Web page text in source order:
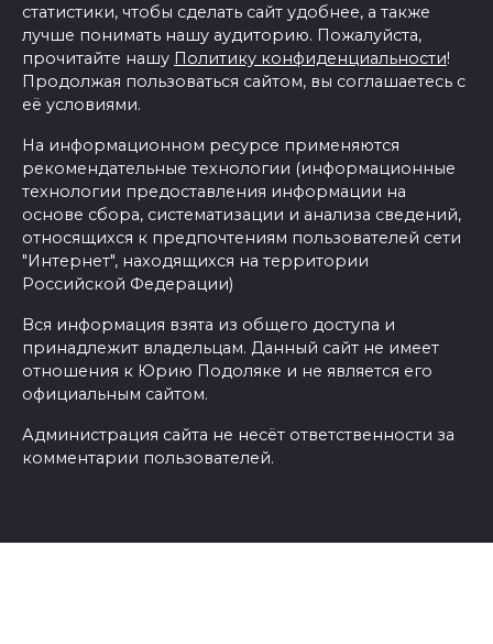
статистики, чтобы сделать сайт удобнее, а также
лучше понимать нашу аудиторию. Пожалуйста,
прочитайте нашу Политику конфиденциальности!
Продолжая пользоваться сайтом, вы соглашаетесь с
её условиями.
На информационном ресурсе применяются
рекомендательные технологии (информационные
технологии предоставления информации на
основе сбора, систематизации и анализа сведений,
относящихся к предпочтениям пользователей сети
"Интернет", находящихся на территории
Российской Федерации)
Вся информация взята из общего доступа и
принадлежит владельцам. Данный сайт не имеет
отношения к Юрию Подоляке и не является его
официальным сайтом.
Администрация сайта не несёт ответственности за
комментарии пользователей.